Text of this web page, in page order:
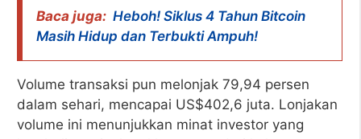
Baca juga: Heboh! Siklus 4 Tahun Bitcoin
Masih Hidup dan Terbukti Ampuh!
Volume transaksi pun melonjak 79,94 persen
dalam sehari, mencapai US$402,6 juta. Lonjakan
volume ini menunjukkan minat investor yang